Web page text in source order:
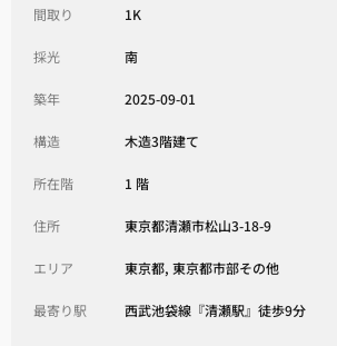
間取り 1K
採光 南
築年 2025-09-01
構造 木造3階建て
所在階 1 階
住所 東京都清瀬市松山3-18-9
エリア 東京都, 東京都市部その他
最寄り駅 西武池袋線『清瀬駅』徒歩9分